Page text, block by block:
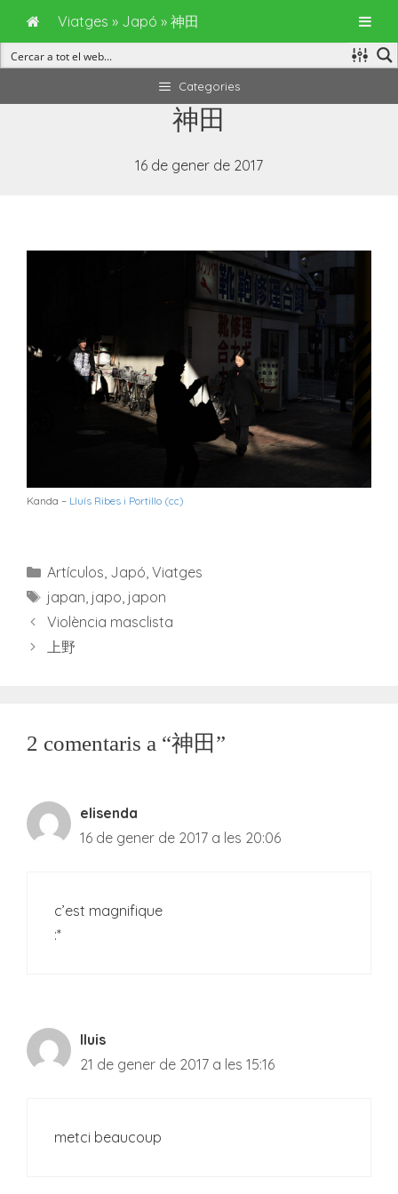
al
Categories
神田
16 de gener de 2017
Kanda – Lluís Ribes i Portillo (cc)
Categories
Artículos Japó Viatges
Etiquetes
japan japo japon
Violència masclista
上野
2 comentaris a “神田”
elisenda
16 de gener de 2017 a les 20:06
c’est magnifique
:*
lluis
21 de gener de 2017 a les 15:16
metci beaucoup
Viatges » Japó » 神田